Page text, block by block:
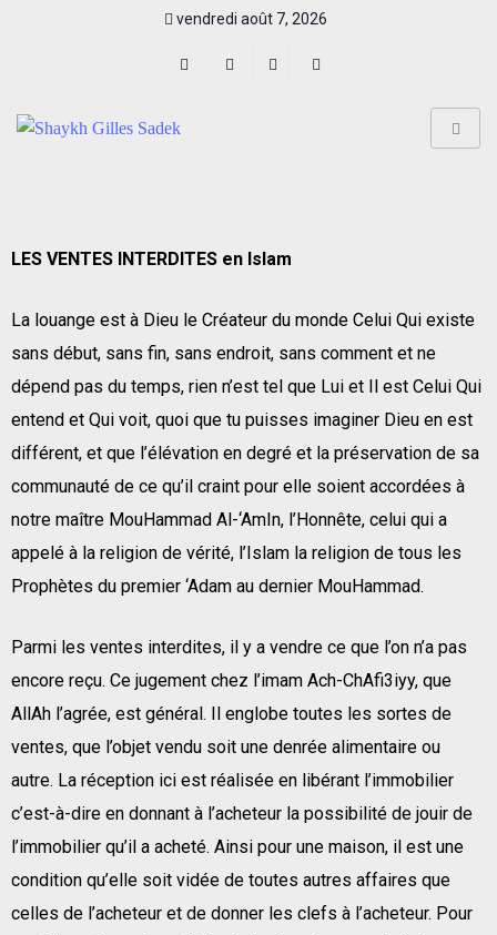
vendredi août 7, 2026
LES VENTES INTERDITES en Islam
La louange est à Dieu le Créateur du monde Celui Qui existe
sans début, sans fin, sans endroit, sans comment et ne
dépend pas du temps, rien n’est tel que Lui et Il est Celui Qui
entend et Qui voit, quoi que tu puisses imaginer Dieu en est
différent, et que l’élévation en degré et la préservation de sa
communauté de ce qu’il craint pour elle soient accordées à
notre maître MouHammad Al-‘AmIn, l’Honnête, celui qui a
appelé à la religion de vérité, l’Islam la religion de tous les
Prophètes du premier ‘Adam au dernier MouHammad.
Parmi les ventes interdites, il y a vendre ce que l’on n’a pas
encore reçu. Ce jugement chez l’imam Ach-ChAfi3iyy, que
AllAh l’agrée, est général. Il englobe toutes les sortes de
ventes, que l’objet vendu soit une denrée alimentaire ou
autre. La réception ici est réalisée en libérant l’immobilier
c’est-à-dire en donnant à l’acheteur la possibilité de jouir de
l’immobilier qu’il a acheté. Ainsi pour une maison, il est une
condition qu’elle soit vidée de toutes autres affaires que
celles de l’acheteur et de donner les clefs à l’acheteur. Pour